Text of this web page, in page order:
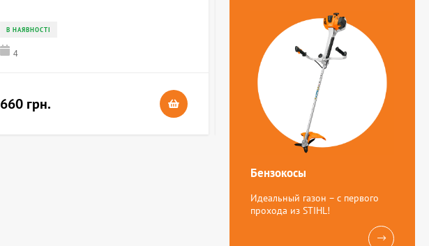
В НАЯВНОСТІ
4
660 грн.
В НАЯВНОСТІ
24 грн.
Бензокосы
Идеальный газон – с первого
прохода из STIHL!